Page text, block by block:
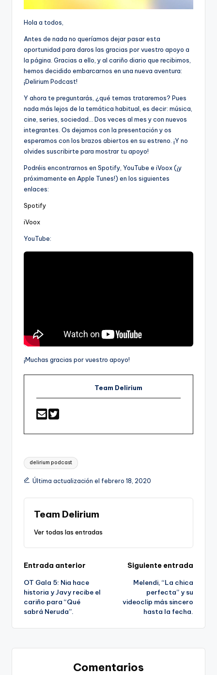
Hola a todos,
Antes de nada no queríamos dejar pasar esta
oportunidad para daros las gracias por vuestro apoyo a
la página. Gracias a ello, y al cariño diario que recibimos,
hemos decidido embarcarnos en una nueva aventura:
¡Delirium Podcast!
Y ahora te preguntarás, ¿qué temas trataremos? Pues
nada más lejos de la temática habitual, es decir: música,
cine, series, sociedad… Dos veces al mes y con nuevos
integrantes. Os dejamos con la presentación y os
esperamos con los brazos abiertos en su estreno. ¡Y no
olvides suscribirte para mostrar tu apoyo!
Podréis encontrarnos en Spotify, YouTube e iVoox (¡y
próximamente en Apple Tunes!) en los siguientes
enlaces:
Spotify
iVoox
YouTube:
¡Muchas gracias por vuestro apoyo!
Team Delirium
Etiquetas:
delirium podcast
Última actualización el febrero 18, 2020
Team Delirium
Ver todas las entradas
Navegación
de
entradas
Entrada anterior
OT Gala 5: Nia hace
historia y Javy recibe el
cariño para “Qué
sabrá Neruda”.
Siguiente entrada
Melendi, “La chica
perfecta” y su
videoclip más sincero
hasta la fecha.
Comentarios